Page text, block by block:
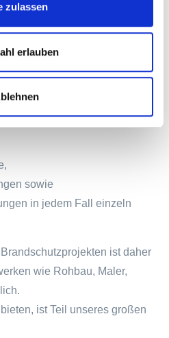
zulassen
erlauben
Prüfzeugnis
werden streng nach
sowie
in jedem Fall einzeln
ist daher
wie Rohbau, Maler,
ist Teil unseres großen